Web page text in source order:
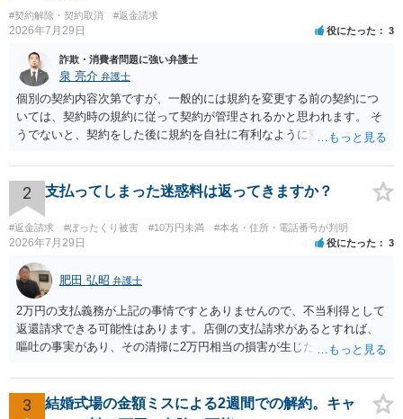
#契約解除・契約取消 #返金請求
2026年7月29日 役にたった 3
詐欺・消費者問題に強い弁護士
泉 亮介 弁護士
個別の契約内容次第ですが、一般的には規約を変更する前の契約につ
いては、契約時の規約に従って契約が管理されるかと思われます。 そ
うでないと、契約をした後に規約を自社に有利なように変更し、それ
る場合があるかと思われます。
2 支払ってしまった迷惑料は返ってきますか？
#返金請求 #ぼったくり被害 #10万円未満 #本名・住所・電話番号が判明
2026年7月29日 役にたった 3
肥田 弘昭 弁護士
2万円の支払義務が上記の事情ですとありませんので、不当利得として
返還請求できる可能性はあります。店側の支払請求があるとすれば、
嘔吐の事実があり、その清掃に2万円相当の損害が生じた場合です。ご
3
結婚式場の金額ミスによる2週間での解約。キャ